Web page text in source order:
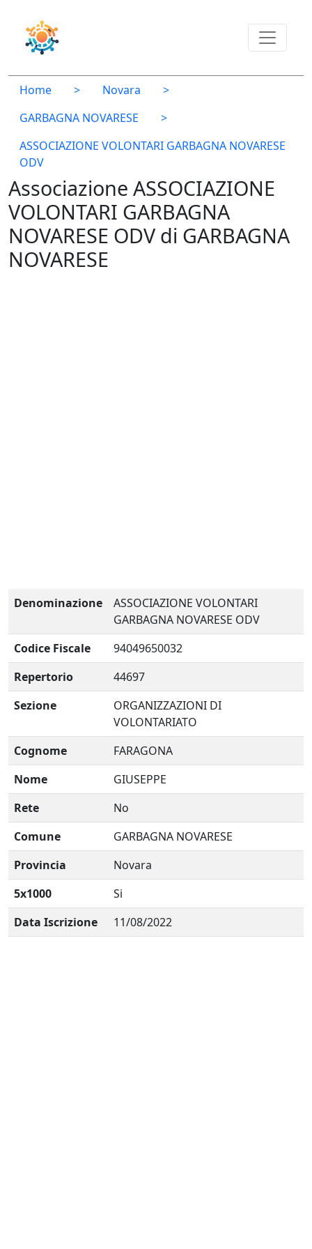
Home > Novara
>
GARBAGNA NOVARESE
>
ASSOCIAZIONE VOLONTARI GARBAGNA NOVARESE
ODV
Associazione ASSOCIAZIONE
VOLONTARI GARBAGNA
NOVARESE ODV di GARBAGNA
NOVARESE
Denominazione
ASSOCIAZIONE VOLONTARI
GARBAGNA NOVARESE ODV
Codice Fiscale
94049650032
Repertorio
44697
Sezione
ORGANIZZAZIONI DI
VOLONTARIATO
Cognome
FARAGONA
Nome
GIUSEPPE
Rete
No
Comune
GARBAGNA NOVARESE
Provincia
Novara
5x1000
Si
Data Iscrizione
11/08/2022